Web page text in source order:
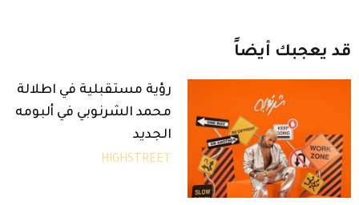
قد يعجبك أيضاً
رؤية مستقبلية في اطلالة
محمد الشرنوبي في ألبومه
الجديد
HIGHSTREET